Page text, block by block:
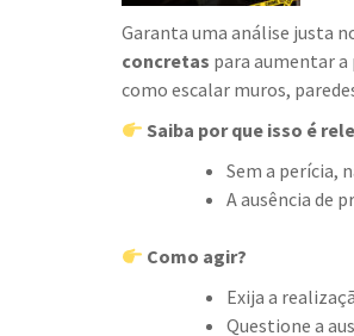
Garanta uma análise justa
concretas para aumentar a
como escalar muros,
Saiba por que isso é
Sem a perícia,
A ausência de
Como agir?
Exija a
Questione a